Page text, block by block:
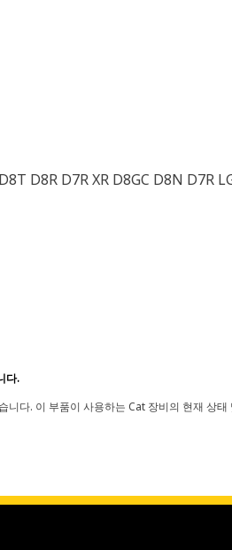
D8R D7R XR D8GC D8N D7R
다.
다. 이 부품이 사용하는 Cat 장비의 현재 상